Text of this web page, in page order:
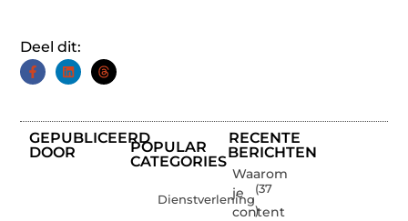
Deel dit:
GEPUBLICEERD
DOOR
POPULAR
CATEGORIES
Dienstverlening
(37
)
RECENTE
BERICHTEN
Waarom
je
content